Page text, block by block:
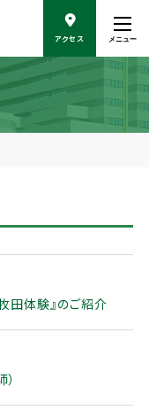
アクセス メニュー
田体験』のご紹介